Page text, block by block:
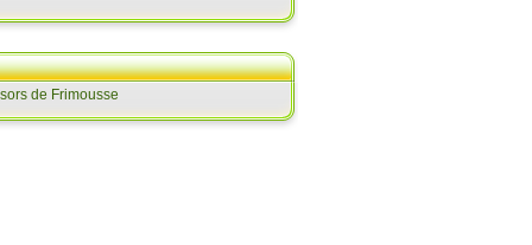
de Frimousse